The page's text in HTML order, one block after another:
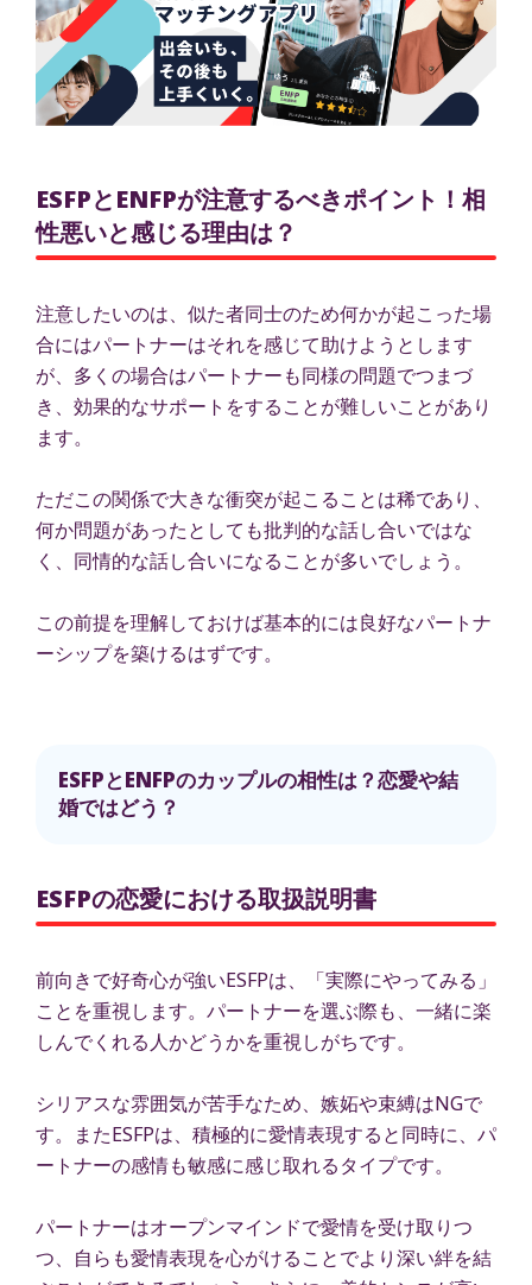
ESFPとENFPが注意するべきポイント！相
性悪いと感じる理由は？
注意したいのは、似た者同士のため何かが起こった場
合にはパートナーはそれを感じて助けようとします
が、多くの場合はパートナーも同様の問題でつまづ
き、効果的なサポートをすることが難しいことがあり
ます。
ただこの関係で大きな衝突が起こることは稀であり、
何か問題があったとしても批判的な話し合いではな
く、同情的な話し合いになることが多いでしょう。
この前提を理解しておけば基本的には良好なパートナ
ーシップを築けるはずです。
ESFPとENFPのカップルの相性は？恋愛や結
婚ではどう？
ESFPの恋愛における取扱説明書
前向きで好奇心が強いESFPは、「実際にやってみる」
ことを重視します。パートナーを選ぶ際も、一緒に楽
しんでくれる人かどうかを重視しがちです。
シリアスな雰囲気が苦手なため、嫉妬や束縛はNGで
す。またESFPは、積極的に愛情表現すると同時に、パ
ートナーの感情も敏感に感じ取れるタイプです。
パートナーはオープンマインドで愛情を受け取りつ
つ、自らも愛情表現を心がけることでより深い絆を結